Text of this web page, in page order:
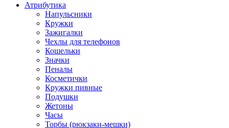
Атрибутика
Напульсники
Кружки
Зажигалки
Чехлы для телефонов
Кошельки
Значки
Пеналы
Косметички
Кружки пивные
Подушки
Жетоны
Часы
Торбы (рюкзаки-мешки)